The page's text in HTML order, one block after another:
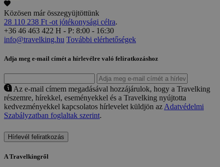
Közösen már összegyüjtöttünk
28 110 238 Ft -ot jótékonysági célra.
+36 46 463 422 H - P: 8:00 - 16:30
info@travelking.hu További elérhetőségek
Adja meg e-mail címét a hírlevélre való feliratkozáshoz
Az e-mail címem megadásával hozzájárulok, hogy a Travelking
részemre, hírekkel, eseményekkel és a Travelking nyújtotta
kedvezményekkel kapcsolatos hírlevelet küldjön az Adatvédelmi
Szabályzatban foglaltak szerint.
Hírlevél feliratkozás
A Travelkingről